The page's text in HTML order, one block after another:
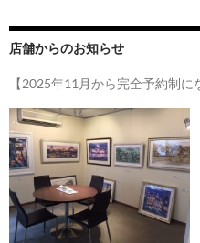
店舗からのお知らせ
【2025年11月から完全予約制に